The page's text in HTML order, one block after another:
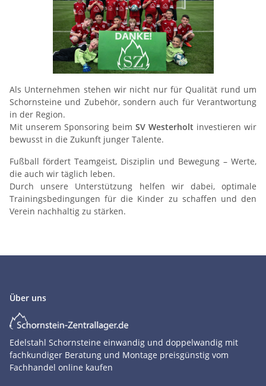
Als Unternehmen stehen wir nicht nur für Qualität rund um
Schornsteine und Zubehör, sondern auch für Verantwortung
in der Region.
Mit unserem Sponsoring beim SV Westerholt investieren wir
bewusst in die Zukunft junger Talente.
Fußball fördert Teamgeist, Disziplin und Bewegung – Werte,
die auch wir täglich leben.
Durch unsere Unterstützung helfen wir dabei, optimale
Trainingsbedingungen für die Kinder zu schaffen und den
Verein nachhaltig zu stärken.
Über uns
Edelstahl Schornsteine einwandig und doppelwandig mit
fachkundiger Beratung und Montage preisgünstig vom
Fachhandel online kaufen